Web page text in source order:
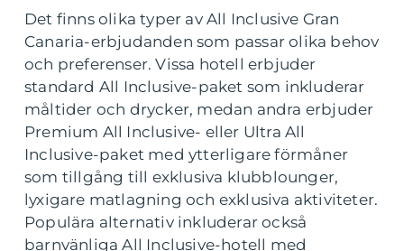
Det finns olika typer av All Inclusive Gran
Canaria-erbjudanden som passar olika behov
och preferenser. Vissa hotell erbjuder
standard All Inclusive-paket som inkluderar
måltider och drycker, medan andra erbjuder
Premium All Inclusive- eller Ultra All
Inclusive-paket med ytterligare förmåner
som tillgång till exklusiva klubblounger,
lyxigare matlagning och exklusiva aktiviteter.
Populära alternativ inkluderar också
barnvänliga All Inclusive-hotell med